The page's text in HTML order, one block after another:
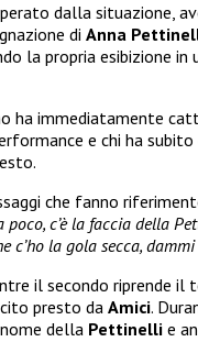
dalla situazione,
di Anna
la propria esibizione in
ha immediatamente
e chi ha
che fanno
c’è la faccia della
c’ho la gola secca,
il secondo riprende il
presto daAmici.
della Pettinelli e